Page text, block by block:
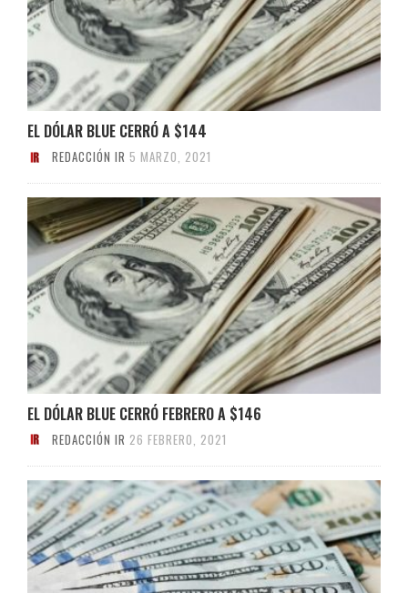
EL DÓLAR BLUE CERRÓ A $144
REDACCIÓN IR 5 MARZO, 2021
EL DÓLAR BLUE CERRÓ FEBRERO A $146
REDACCIÓN IR 26 FEBRERO, 2021